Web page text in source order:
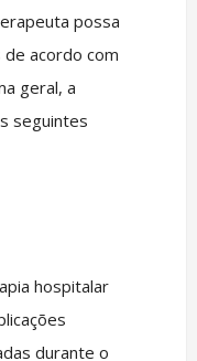
possa
acordo com
geral, a
seguintes
hospitalar
durante o